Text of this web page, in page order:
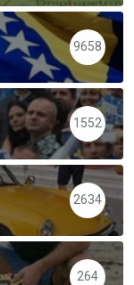
9658
1552
2634
264